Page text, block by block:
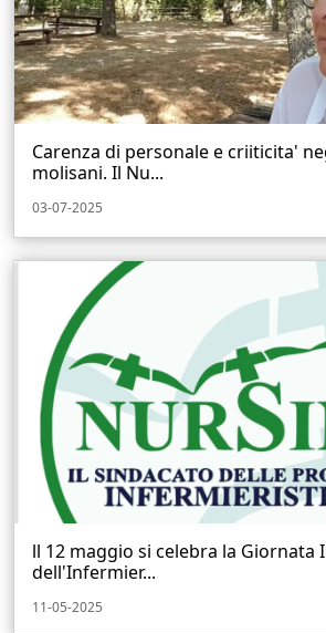
Carenza di personale e criiticita'
molisani. Il Nu...
03-07-2025
ll 12 maggio si celebra la Giornata
dell'Infermier...
11-05-2025